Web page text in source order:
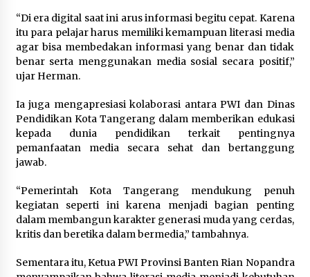
Bambu Meledak!”
5 Agustus 2026
Tokoh Tangsel Penjaga Nilai dan
Pembangun Harapan Warga
Pamulang
5 Agustus 2026
“Di era digital saat ini arus informasi begitu cepat. Karena
itu para pelajar harus memiliki kemampuan literasi media
agar bisa membedakan informasi yang benar dan tidak
benar serta menggunakan media sosial secara positif,”
ujar Herman.
Ia juga mengapresiasi kolaborasi antara PWI dan Dinas
Pendidikan Kota Tangerang dalam memberikan edukasi
kepada dunia pendidikan terkait pentingnya
pemanfaatan media secara sehat dan bertanggung
jawab.
“Pemerintah Kota Tangerang mendukung penuh
kegiatan seperti ini karena menjadi bagian penting
dalam membangun karakter generasi muda yang cerdas,
kritis dan beretika dalam bermedia,” tambahnya.
Sementara itu, Ketua PWI Provinsi Banten Rian Nopandra